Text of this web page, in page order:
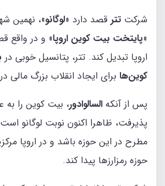
شرکت تتر قصد دارد «لوگانو»، نهمین
«پایتخت بیت کوین اروپا» و در واقع
اروپا تبدیل کند. تتر، پتانسیل خوبی در
کوین‌ها برای ایجاد انقلاب بزرگ مالی
پس از آنکه السالوادور، بیت کوین را به
پذیرفت، ظاهرا اکنون نوبت لوگانو
مطرح در این حوزه باشد و در اروپا
حوزه رمزارزها پیدا کند.